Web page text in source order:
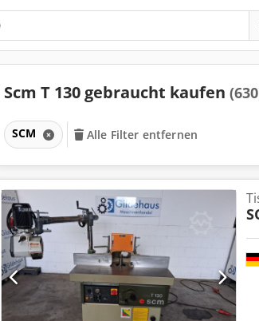
Scm T 130 gebraucht kaufen
SCM Alle Filter entfernen